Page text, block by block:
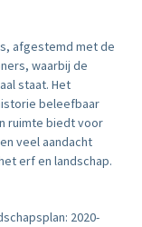
afgestemd met de
waarbij de
staat. Het
beleefbaar
ruimte biedt voor
veel aandacht
erf en landschap.
2020-